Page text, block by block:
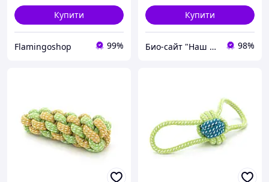
Купити
Flamingoshop 99%
Купити
Био-сайт "Наш Восток" 98%